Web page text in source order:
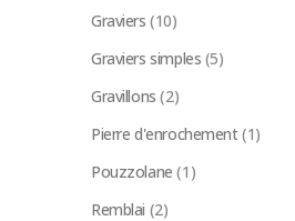
Graviers (10)
Graviers simples (5)
Gravillons (2)
Pierre d'enrochement(1)
Pouzzolane (1)
Remblai (2)